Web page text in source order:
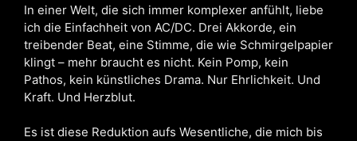
In einer Welt, die sich immer komplexer anfühlt, liebe
ich die Einfachheit von AC/DC. Drei Akkorde, ein
treibender Beat, eine Stimme, die wie Schmirgelpapier
klingt – mehr braucht es nicht. Kein Pomp, kein
Pathos, kein künstliches Drama. Nur Ehrlichkeit. Und
Kraft. Und Herzblut.
Es ist diese Reduktion aufs Wesentliche, die mich bis